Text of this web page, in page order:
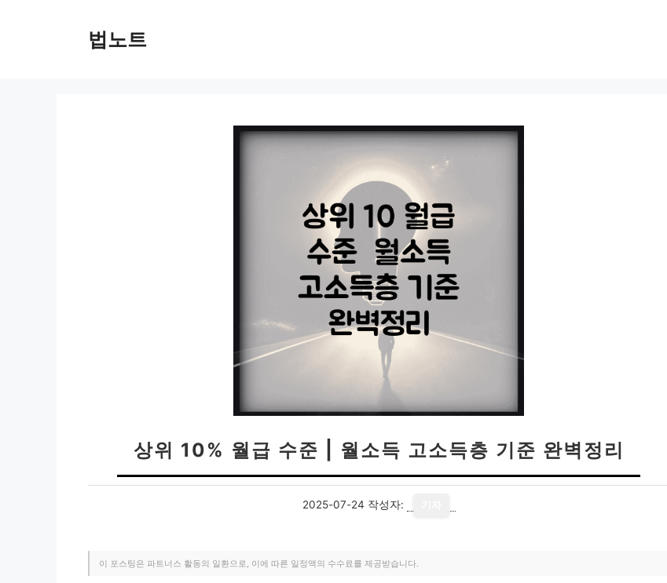
법노트
상위 10% 월급 수준 | 월소득 고소득층 기준 완벽정리
2025-07-24 작성자:
이 포스팅은 파트너스 활동의 일환으로, 이에 따른 일정액의 수수료를 제공받습니다.